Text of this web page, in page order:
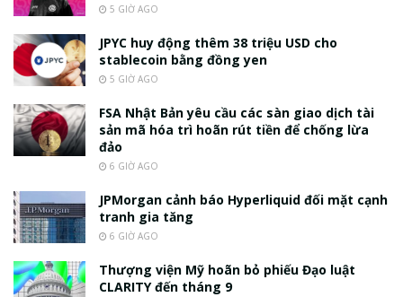
5 GIỜ AGO
JPYC huy động thêm 38 triệu USD cho
stablecoin bằng đồng yen
5 GIỜ AGO
FSA Nhật Bản yêu cầu các sàn giao dịch tài
sản mã hóa trì hoãn rút tiền để chống lừa
đảo
6 GIỜ AGO
JPMorgan cảnh báo Hyperliquid đối mặt cạnh
tranh gia tăng
6 GIỜ AGO
Thượng viện Mỹ hoãn bỏ phiếu Đạo luật
CLARITY đến tháng 9